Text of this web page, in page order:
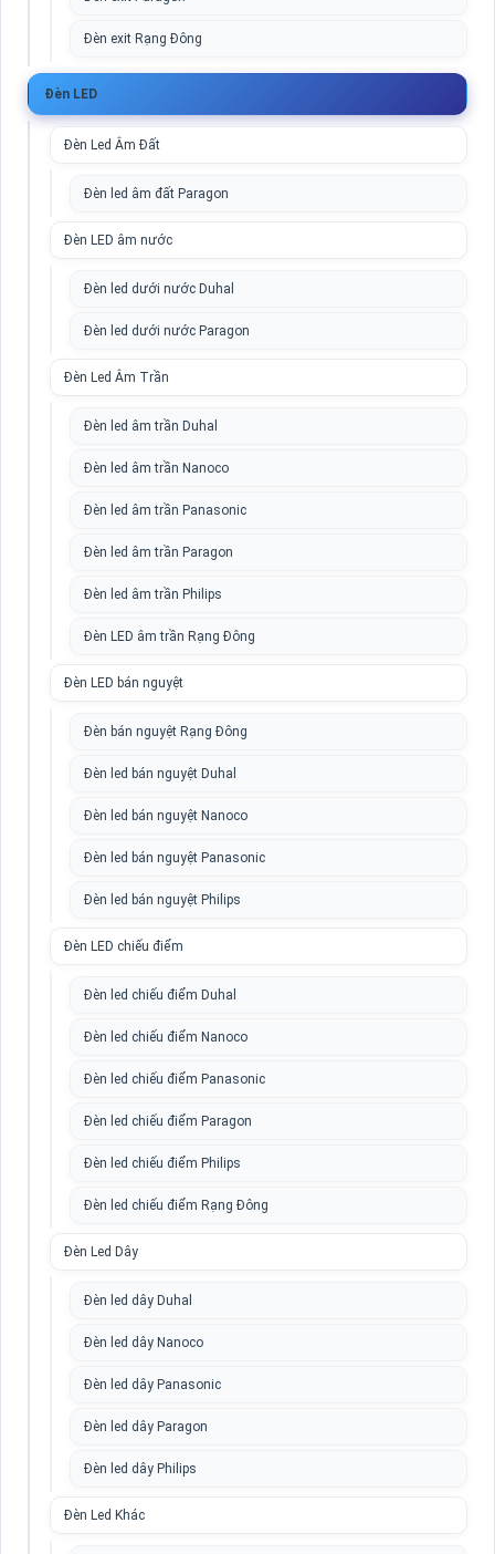
Đèn exit Rạng Đông
Đèn LED
Đèn Led Âm Đất
Đèn led âm đất Paragon
Đèn LED âm nước
Đèn led dưới nước Duhal
Đèn led dưới nước Paragon
Đèn Led Âm Trần
Đèn led âm trần Duhal
Đèn led âm trần Nanoco
Đèn led âm trần Panasonic
Đèn led âm trần Paragon
Đèn led âm trần Philips
Đèn LED âm trần Rạng Đông
Đèn LED bán nguyệt
Đèn bán nguyệt Rạng Đông
Đèn led bán nguyệt Duhal
Đèn led bán nguyệt Nanoco
Đèn led bán nguyệt Panasonic
Đèn led bán nguyệt Philips
Đèn LED chiếu điểm
Đèn led chiếu điểm Duhal
Đèn led chiếu điểm Nanoco
Đèn led chiếu điểm Panasonic
Đèn led chiếu điểm Paragon
Đèn led chiếu điểm Philips
Đèn led chiếu điểm Rạng Đông
Đèn Led Dây
Đèn led dây Duhal
Đèn led dây Nanoco
Đèn led dây Panasonic
Đèn led dây Paragon
Đèn led dây Philips
Đèn Led Khác